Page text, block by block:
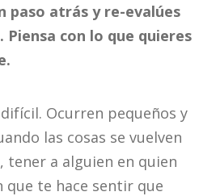
paso atrás y re-evalúes
con lo que quieres
Ocurren pequeños y
las cosas se vuelven
tener a alguien en quien
te hace sentir que